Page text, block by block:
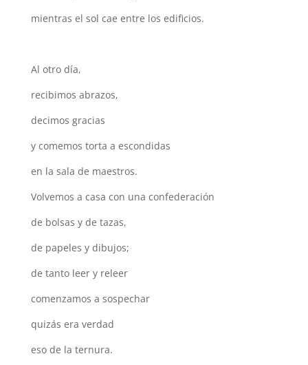
mientras el sol cae entre los edificios.
Al otro día,
recibimos abrazos,
decimos gracias
y comemos torta a escondidas
en la sala de maestros.
Volvemos a casa con una confederación
de bolsas y de tazas,
de papeles y dibujos;
de tanto leer y releer
comenzamos a sospechar
quizás era verdad
eso de la ternura.